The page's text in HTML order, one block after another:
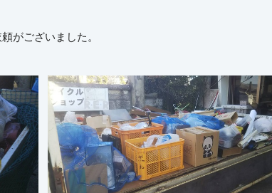
がございました。